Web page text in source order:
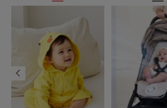
スタイ・よだれかけ（新生児・ベビー）
ベビー帽子（新生児・乳児）
新生児スリーパー・ベビーパジャマ
赤ちゃん 洗剤・洗濯用品・お掃除
赤ちゃん お風呂・ベビースキンケア
親子セット
快適機能ウェア特集 トップス
快適機能ウェア特集 ボトムス